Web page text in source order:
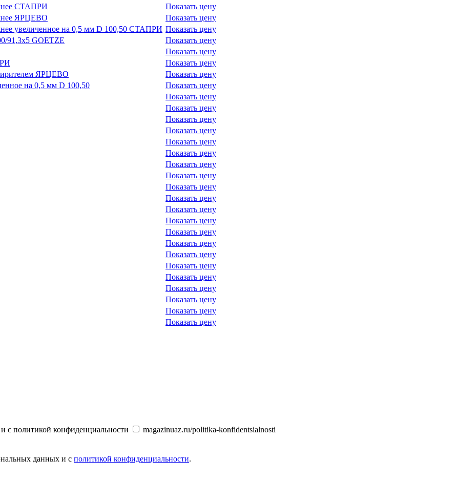
СТАПРИ
Показать цену
ЯРЦЕВО
Показать цену
увеличенное на 0,5 мм D 100,50 СТАПРИ Показать цену
91,3х5 GOETZE
Показать цену
Показать цену
Показать цену
ЯРЦЕВО
Показать цену
на 0,5 мм D 100,50
Показать цену
Показать цену
Показать цену
Показать цену
Показать цену
Показать цену
Показать цену
Показать цену
Показать цену
Показать цену
Показать цену
Показать цену
Показать цену
Показать цену
Показать цену
Показать цену
Показать цену
Показать цену
Показать цену
Показать цену
Показать цену
Показать цену
с политикой конфиденциальности
magazinuaz.ru/politika-konfidentsialnosti
данных и с политикой конфиденциальности.